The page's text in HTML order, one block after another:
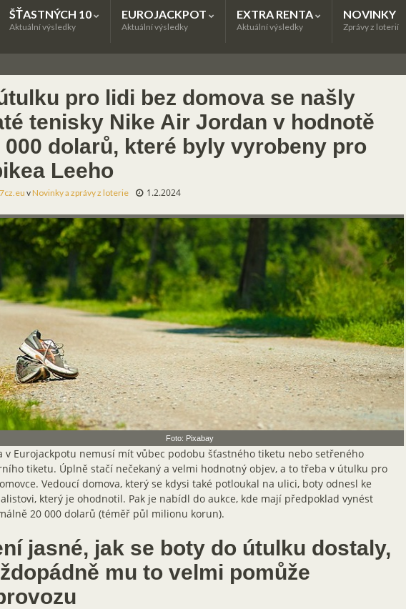
ŠŤASTNÝCH 10
Aktuální výsledky
EUROJACKPOT
Aktuální výsledky
EXTRA RENTA
Aktuální výsledky
NOVINKY
Zprávy z loterií
pro lidi bez domova se našly
tenisky Nike Air Jordan v hodnotě
000 dolarů, které byly vyrobeny pro
Leeho
vNovinky a zprávy z loterie 1.2.2024
Foto: Pixabay
v Eurojackpotu nemusí mít vůbec podobu šťastného tiketu nebo setřeného
tiketu. Úplně stačí nečekaný a velmi hodnotný objev, a to třeba v útulku pro
Vedoucí domova, který se kdysi také potloukal na ulici, boty odnesl ke
který je ohodnotil. Pak je nabídl do aukce, kde mají předpoklad vynést
20 000 dolarů (téměř půl milionu korun).
jasné, jak se boty do útulku dostaly,
mu to velmi pomůže